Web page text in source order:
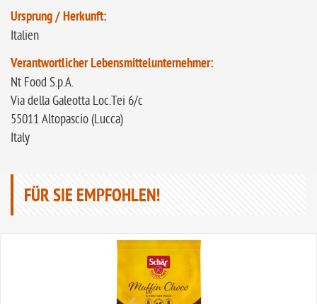
Ursprung / Herkunft:
Italien
Verantwortlicher Lebensmittelunternehmer:
Nt Food S.p.A.
Via della Galeotta Loc.Tei 6/c
55011 Altopascio (Lucca)
Italy
FÜR SIE EMPFOHLEN!